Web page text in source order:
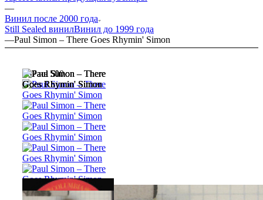
—
Винил после 2000 года
Still Sealed винилВинил до 1999 года
—Paul Simon – There Goes Rhymin' Simon
267 из 500